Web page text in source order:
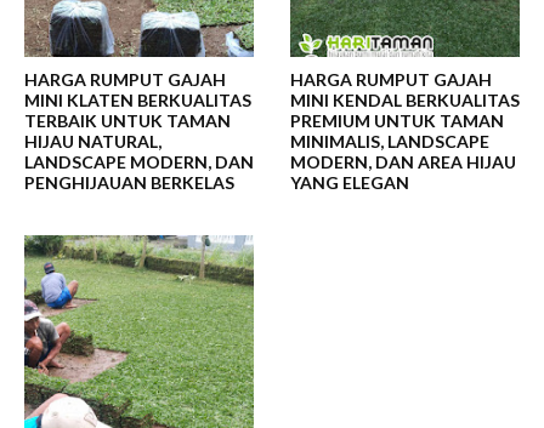
HARGA RUMPUT GAJAH
MINI KLATEN BERKUALITAS
TERBAIK UNTUK TAMAN
HIJAU NATURAL,
LANDSCAPE MODERN, DAN
PENGHIJAUAN BERKELAS
HARGA RUMPUT GAJAH
MINI KENDAL BERKUALITAS
PREMIUM UNTUK TAMAN
MINIMALIS, LANDSCAPE
MODERN, DAN AREA HIJAU
YANG ELEGAN